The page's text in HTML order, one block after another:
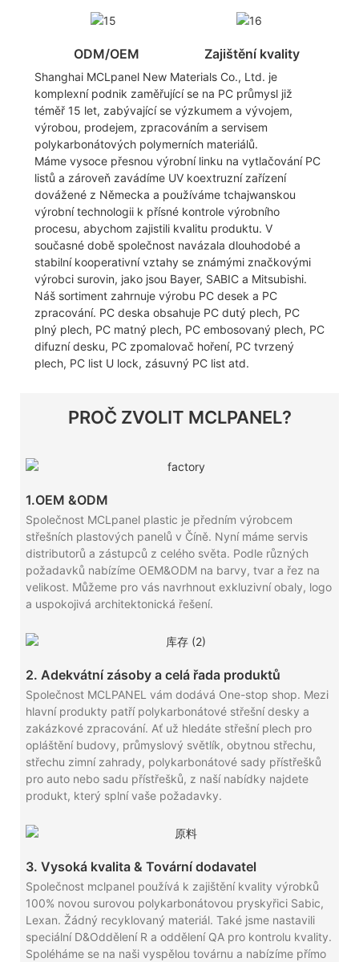
ODM/OEM Zajištění kvality
Shanghai MCLpanel New Materials Co., Ltd. je
komplexní podnik zaměřující se na PC průmysl již
téměř 15 let, zabývající se výzkumem a vývojem,
výrobou, prodejem, zpracováním a servisem
polykarbonátových polymerních materiálů.
Máme vysoce přesnou výrobní linku na vytlačování PC
listů a zároveň zavádíme UV koextruzní zařízení
dovážené z Německa a používáme tchajwanskou
výrobní technologii k přísné kontrole výrobního
procesu, abychom zajistili kvalitu produktu. V
současné době společnost navázala dlouhodobé a
stabilní kooperativní vztahy se známými značkovými
výrobci surovin, jako jsou Bayer, SABIC a Mitsubishi.
Náš sortiment zahrnuje výrobu PC desek a PC
zpracování. PC deska obsahuje PC dutý plech, PC
plný plech, PC matný plech, PC embosovaný plech, PC
difuzní desku, PC zpomalovač hoření, PC tvrzený
plech, PC list U lock, zásuvný PC list atd.
PROČ ZVOLIT MCLPANEL?
1.OEM &ODM
Společnost MCLpanel plastic je předním výrobcem
střešních plastových panelů v Číně. Nyní máme servis
distributorů a zástupců z celého světa. Podle různých
požadavků nabízíme OEM&ODM na barvy, tvar a řez na
velikost. Můžeme pro vás navrhnout exkluzivní obaly, logo
a uspokojivá architektonická řešení.
2. Adekvátní zásoby a celá řada produktů
Společnost MCLPANEL vám dodává One-stop shop. Mezi
hlavní produkty patří polykarbonátové střešní desky a
zakázkové zpracování. Ať už hledáte střešní plech pro
opláštění budovy, průmyslový světlík, obytnou střechu,
střechu zimní zahrady, polykarbonátové sady přístřešků
pro auto nebo sadu přístřešků, z naší nabídky najdete
produkt, který splní vaše požadavky.
3. Vysoká kvalita & Tovární dodavatel
Společnost mclpanel používá k zajištění kvality výrobků
100% novou surovou polykarbonátovou pryskyřici Sabic,
Lexan. Žádný recyklovaný materiál. Také jsme nastavili
speciální D&Oddělení R a oddělení QA pro kontrolu kvality.
Spoléháme se na naši vyspělou továrnu a nabízíme přímo